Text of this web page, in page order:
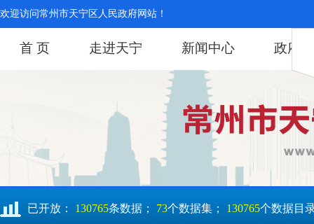
欢迎访问常州市天宁区人民政府网站！
首 页 走进天宁 新闻中心 政府
已开放： 130765条数据； 73个数据集； 130765个数据目